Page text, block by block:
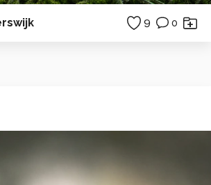
9 0